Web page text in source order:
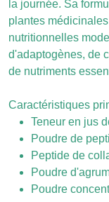
la journée. Sa
plantes
nutritionnelles
d'adaptogènes, de
de nutriments
Caractéristiques
Teneur en jus
Poudre de
Peptide de
Poudre
Poudre